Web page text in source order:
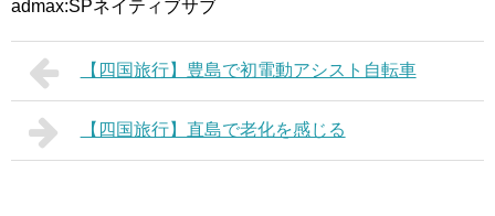
admax:SPネイティブサブ
【四国旅行】豊島で初電動アシスト自転車
【四国旅行】直島で老化を感じる